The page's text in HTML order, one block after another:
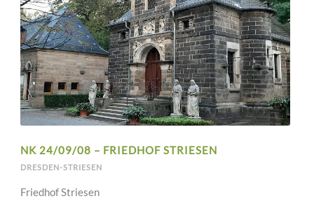
NK 24/09/08 – FRIEDHOF STRIESEN
DRESDEN-STRIESEN
Friedhof Striesen